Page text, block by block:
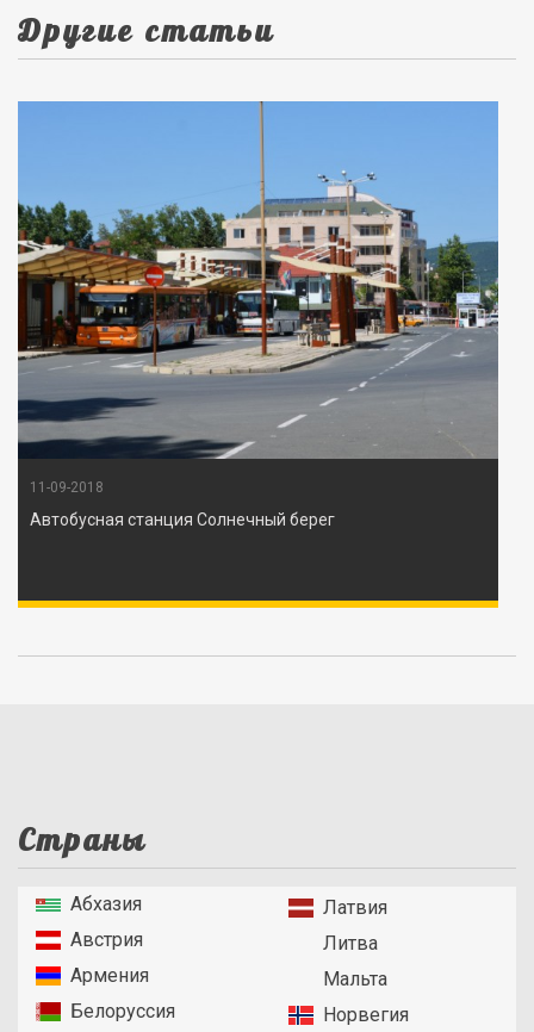
Другие статьи
11-09-2018
Автобусная станция Солнечный берег
Страны
Абхазия
Австрия
Армения
Белоруссия
Латвия
Литва
Мальта
Норвегия